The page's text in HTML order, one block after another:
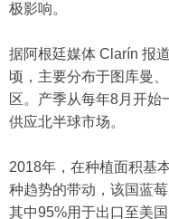
极影响。
据阿根廷媒体 Clarín 报
顷，主要分布于图库曼
区。产季从每年8月开始
供应北半球市场。
2018年，在种植面积基
种趋势的带动，该国蓝
其中95%用于出口至美